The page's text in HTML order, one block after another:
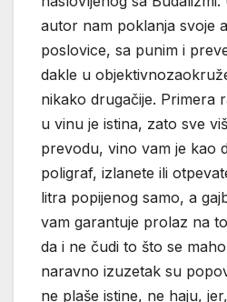
autor nam poklanja svoje
poslovice, sa punim i
dakle u
nikako drugačije. Primera
u vinu je istina, zato sve
prevodu, vino vam je kao
poligraf, izlanete ili
litra popijenog samo, a
vam garantuje prolaz na
da i ne čudi to što se
naravno izuzetak su
ne plaše istine, ne haju,